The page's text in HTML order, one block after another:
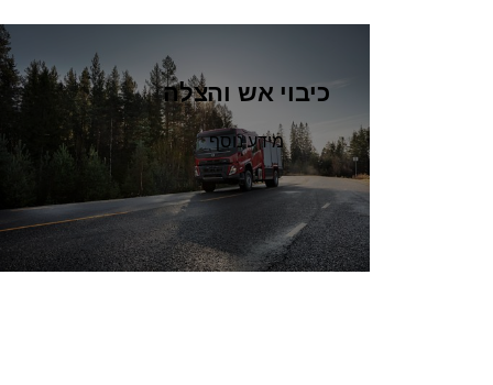
כיבוי אש והצלה
מידע נוסף